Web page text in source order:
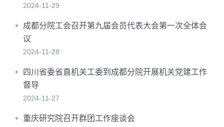
2024-11-29
成都分院工会召开第九届会员代表大会第一次全体会
议
2024-11-28
四川省委省直机关工委到成都分院开展机关党建工作
督导
2024-11-27
重庆研究院召开群团工作座谈会